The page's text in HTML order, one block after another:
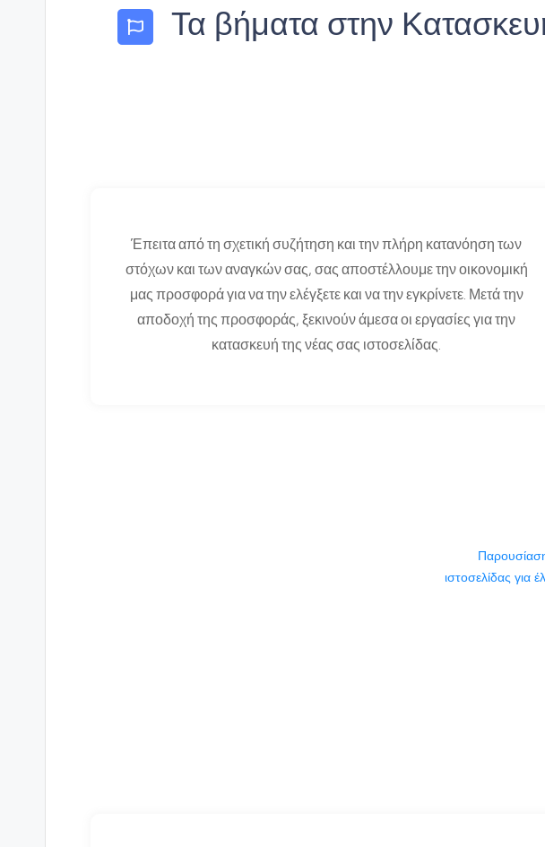
Τα βήματα στην
Έπειτα από τη σχετική συζήτηση και την πλήρη κατανόηση των
στόχων και των αναγκών σας, σας αποστέλλουμε την οικονομική
μας προσφορά για να την ελέγξετε και να την εγκρίνετε. Μετά την
αποδοχή της προσφοράς, ξεκινούν άμεσα οι εργασίες για την
κατασκευή της νέας σας ιστοσελίδας.
ιστοσελίδας για